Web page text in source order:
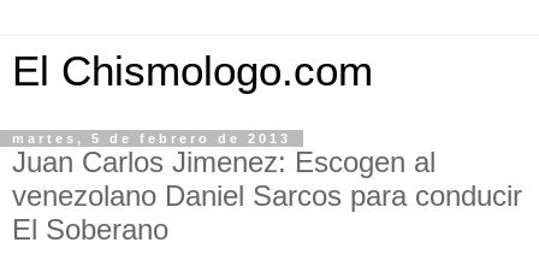
El Chismologo.com
martes, 5 de febrero de 2013
Juan Carlos Jimenez: Escogen al
venezolano Daniel Sarcos para conducir
El Soberano